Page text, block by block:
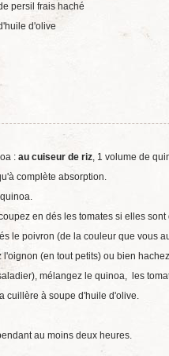
persil frais haché
d'olive
: au cuiseur de riz, 1 volume de
complète absorption.
en dés les tomates si elles sont
le poivron (de la couleur que vous
l'oignon (en tout petits) ou bien
mélangez le quinoa, les
cuillère à soupe d'huile d'olive.
au moins deux heures.